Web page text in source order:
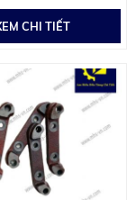
CHI TIẾT